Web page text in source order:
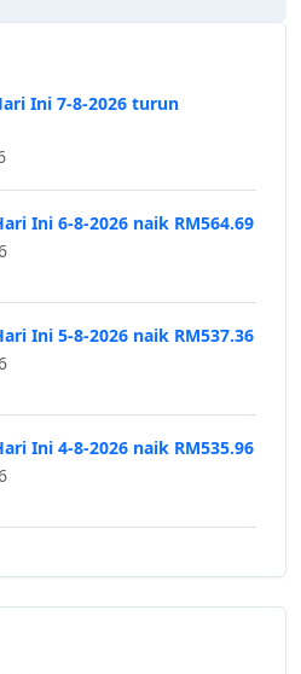
Ini 7-8-2026 turun
Ini 6-8-2026 naik RM564.69
Ini 5-8-2026 naik RM537.36
Ini 4-8-2026 naik RM535.96